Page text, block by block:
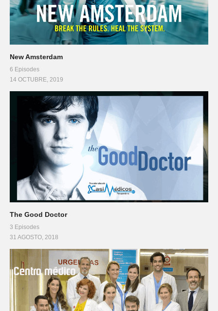
New Amsterdam
6 Episodes
14 OCTUBRE, 2019
The Good Doctor
3 Episodes
31 AGOSTO, 2018